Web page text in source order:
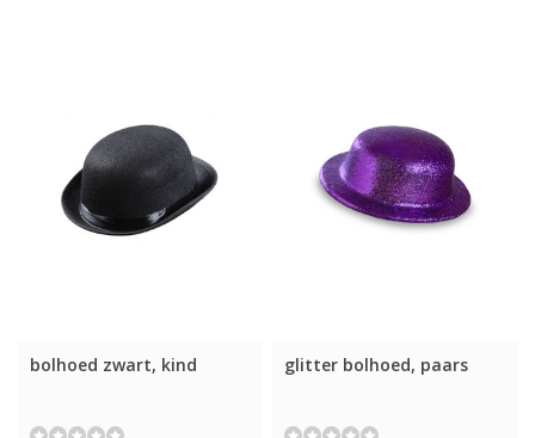
bolhoed zwart, kind glitter bolhoed, paars